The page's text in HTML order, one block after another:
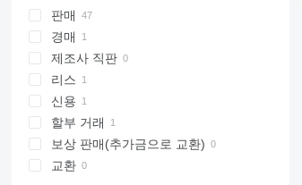
판매
경매
제조사 직판
리스
신용
할부 거래
보상 판매(추가금으로 교환)
교환